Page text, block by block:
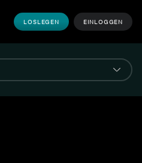
LOSLEGEN EINLOGGEN